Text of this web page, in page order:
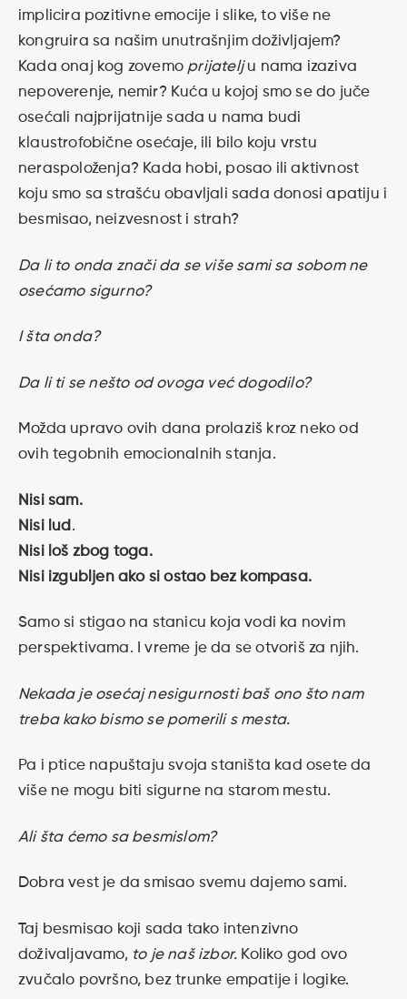
implicira pozitivne emocije i slike, to više ne
kongruira sa našim unutrašnjim doživljajem?
Kada onaj kog zovemo prijatelju nama izaziva
nepoverenje, nemir? Kuća u kojoj smo se do juče
osećali najprijatnije sada u nama budi
klaustrofobične osećaje, ili bilo koju vrstu
neraspoloženja? Kada hobi, posao ili aktivnost
koju smo sa strašću obavljali sada donosi apatiju i
besmisao, neizvesnost i strah?
Da li to onda znači da se više sami sa sobom ne
osećamo sigurno?
I šta onda?
Da li ti se nešto od ovoga već dogodilo?
Možda upravo ovih dana prolaziš kroz neko od
ovih tegobnih emocionalnih stanja.
Nisi sam.
Nisi lud .
Nisi loš zbog toga.
Nisi izgubljen ako si ostao bez kompasa.
Samo si stigao na stanicu koja vodi ka novim
perspektivama. I vreme je da se otvoriš za njih.
Nekada je osećaj nesigurnosti baš ono što nam
treba kako bismo se pomerili s mesta.
Pa i ptice napuštaju svoja staništa kad osete da
više ne mogu biti sigurne na starom mestu.
Ali šta ćemo sa besmislom?
Dobra vest je da smisao svemu dajemo sami.
Taj besmisao koji sada tako intenzivno
doživaljavamo, to je naš izbor. Koliko god ovo
zvučalo površno, bez trunke empatije i logike.